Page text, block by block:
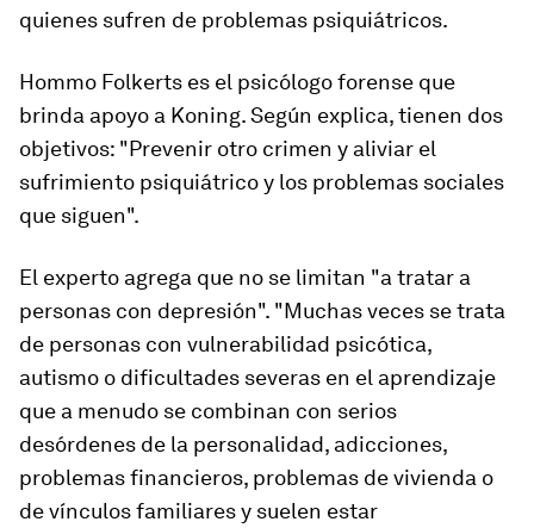
quienes sufren de problemas psiquiátricos.
Hommo Folkerts es el psicólogo forense que
brinda apoyo a Koning. Según explica, tienen dos
objetivos: "Prevenir otro crimen y aliviar el
sufrimiento psiquiátrico y los problemas sociales
que siguen".
El experto agrega que no se limitan "a tratar a
personas con depresión". "Muchas veces se trata
de personas con vulnerabilidad psicótica,
autismo o dificultades severas en el aprendizaje
que a menudo se combinan con serios
desórdenes de la personalidad, adicciones,
problemas financieros, problemas de vivienda o
de vínculos familiares y suelen estar